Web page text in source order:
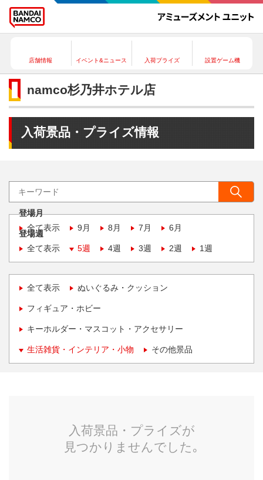
店舗情報 イベント&ニュース 入荷プライズ 設置ゲーム機
namco杉乃井ホテル店
入荷景品・プライズ情報
登場月
全て表示
9月 8月 7月 6月
登場週
全て表示
5週 4週 3週 2週 1週
全て表示 ぬいぐるみ・クッション
フィギュア・ホビー
キーホルダー・マスコット・アクセサリー
生活雑貨・インテリア・小物 その他景品